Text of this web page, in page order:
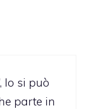
lo si può
parte in